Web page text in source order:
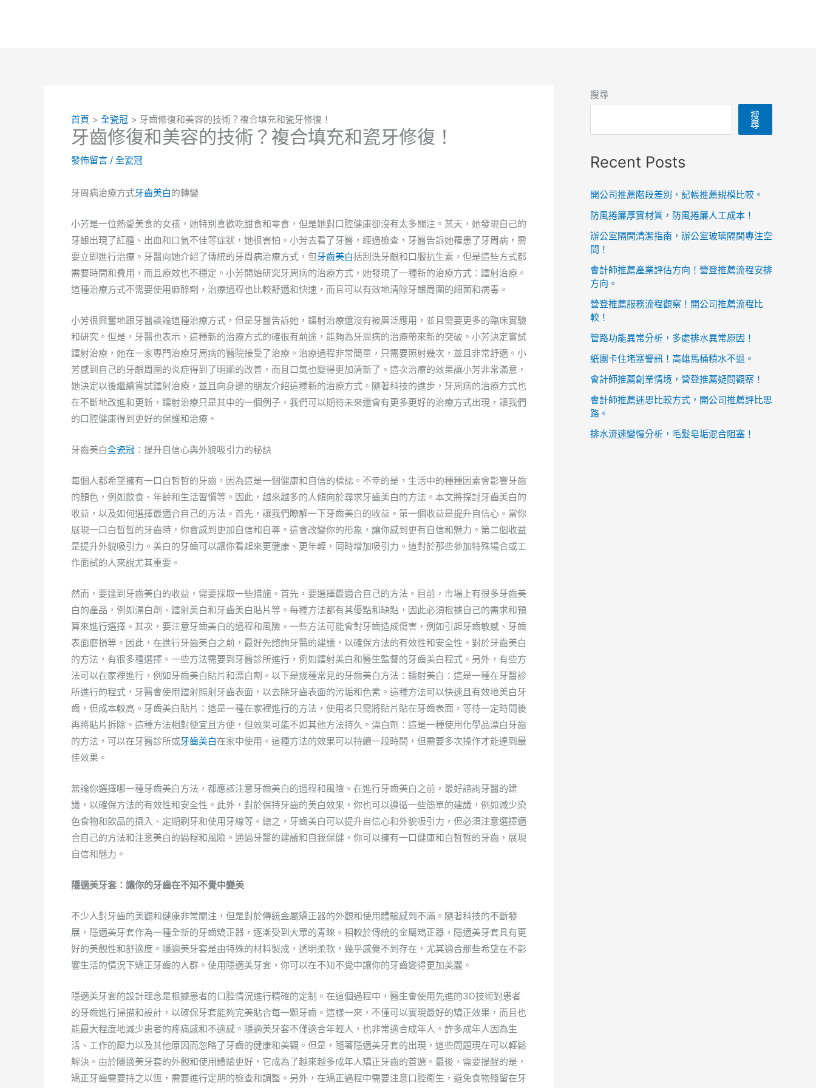
首頁 全瓷冠 牙齒修復和美容的技術？複合填充和瓷牙修復！
牙齒修復和美容的技術？複合填充和瓷牙修復！
發佈留言 / 全瓷冠
牙周病治療方式牙齒美白的轉變
小芳是一位熱愛美食的女孩，她特別喜歡吃甜食和零食，但是她對口腔健康卻沒有太多關注。某天，她發現自己的
牙齦出現了紅腫、出血和口氣不佳等症狀，她很害怕。小芳去看了牙醫，經過檢查，牙醫告訴她罹患了牙周病，需
要立即進行治療。牙醫向她介紹了傳統的牙周病治療方式，包牙齒美白括刮洗牙齦和口服抗生素，但是這些方式都
需要時間和費用，而且療效也不穩定。小芳開始研究牙周病的治療方式，她發現了一種新的治療方式：鐳射治療。
這種治療方式不需要使用麻醉劑，治療過程也比較舒適和快速，而且可以有效地清除牙齦周圍的細菌和病毒。
小芳很興奮地跟牙醫談論這種治療方式，但是牙醫告訴她，鐳射治療還沒有被廣泛應用，並且需要更多的臨床實驗
和研究。但是，牙醫也表示，這種新的治療方式的確很有前途，能夠為牙周病的治療帶來新的突破。小芳決定嘗試
鐳射治療，她在一家專門治療牙周病的醫院接受了治療。治療過程非常簡單，只需要照射幾次，並且非常舒適。小
芳感到自己的牙齦周圍的炎症得到了明顯的改善，而且口氣也變得更加清新了。這次治療的效果讓小芳非常滿意，
她決定以後繼續嘗試鐳射治療，並且向身邊的朋友介紹這種新的治療方式。隨著科技的進步，牙周病的治療方式也
在不斷地改進和更新，鐳射治療只是其中的一個例子，我們可以期待未來還會有更多更好的治療方式出現，讓我們
的口腔健康得到更好的保護和治療。
牙齒美白全瓷冠 ：提升自信心與外貌吸引力的秘訣
每個人都希望擁有一口白晳晳的牙齒，因為這是一個健康和自信的標誌。不幸的是，生活中的種種因素會影響牙齒
的顏色，例如飲食、年齡和生活習慣等。因此，越來越多的人傾向於尋求牙齒美白的方法。本文將探討牙齒美白的
收益，以及如何選擇最適合自己的方法。首先，讓我們瞭解一下牙齒美白的收益。第一個收益是提升自信心。當你
展現一口白晳晳的牙齒時，你會感到更加自信和自尊。這會改變你的形象，讓你感到更有自信和魅力。第二個收益
是提升外貌吸引力。美白的牙齒可以讓你看起來更健康、更年輕，同時增加吸引力。這對於那些參加特殊場合或工
作面試的人來說尤其重要。
然而，要達到牙齒美白的收益，需要採取一些措施。首先，要選擇最適合自己的方法。目前，市場上有很多牙齒美
白的產品，例如漂白劑、鐳射美白和牙齒美白貼片等。每種方法都有其優點和缺點，因此必須根據自己的需求和預
算來進行選擇。其次，要注意牙齒美白的過程和風險。一些方法可能會對牙齒造成傷害，例如引起牙齒敏感、牙齒
表面磨損等。因此，在進行牙齒美白之前，最好先諮詢牙醫的建議，以確保方法的有效性和安全性。對於牙齒美白
的方法，有很多種選擇。一些方法需要到牙醫診所進行，例如鐳射美白和醫生監督的牙齒美白程式。另外，有些方
法可以在家裡進行，例如牙齒美白貼片和漂白劑。以下是幾種常見的牙齒美白方法：鐳射美白：這是一種在牙醫診
所進行的程式，牙醫會使用鐳射照射牙齒表面，以去除牙齒表面的污垢和色素。這種方法可以快速且有效地美白牙
齒，但成本較高。牙齒美白貼片：這是一種在家裡進行的方法，使用者只需將貼片貼在牙齒表面，等待一定時間後
再將貼片拆除。這種方法相對便宜且方便，但效果可能不如其他方法持久。漂白劑：這是一種使用化學品漂白牙齒
的方法，可以在牙醫診所或牙齒美白在家中使用。這種方法的效果可以持續一段時間，但需要多次操作才能達到最
佳效果。
無論你選擇哪一種牙齒美白方法，都應該注意牙齒美白的過程和風險。在進行牙齒美白之前，最好諮詢牙醫的建
議，以確保方法的有效性和安全性。此外，對於保持牙齒的美白效果，你也可以遵循一些簡單的建議，例如減少染
色食物和飲品的攝入、定期刷牙和使用牙線等。總之，牙齒美白可以提升自信心和外貌吸引力，但必須注意選擇適
合自己的方法和注意美白的過程和風險。通過牙醫的建議和自我保健，你可以擁有一口健康和白晳晳的牙齒，展現
自信和魅力。
隱適美牙套：讓你的牙齒在不知不覺中變美
不少人對牙齒的美觀和健康非常關注，但是對於傳統金屬矯正器的外觀和使用體驗感到不滿。隨著科技的不斷發
展，隱適美牙套作為一種全新的牙齒矯正器，逐漸受到大眾的青睞。相較於傳統的金屬矯正器，隱適美牙套具有更
好的美觀性和舒適度。隱適美牙套是由特殊的材料製成，透明柔軟，幾乎感覺不到存在，尤其適合那些希望在不影
響生活的情況下矯正牙齒的人群。使用隱適美牙套，你可以在不知不覺中讓你的牙齒變得更加美麗。
隱適美牙套的設計理念是根據患者的口腔情況進行精確的定制。在這個過程中，醫生會使用先進的3D技術對患者
的牙齒進行掃描和設計，以確保牙套能夠完美貼合每一顆牙齒。這樣一來，不僅可以實現最好的矯正效果，而且也
能最大程度地減少患者的疼痛感和不適感。隱適美牙套不僅適合年輕人，也非常適合成年人。許多成年人因為生
活、工作的壓力以及其他原因而忽略了牙齒的健康和美觀。但是，隨著隱適美牙套的出現，這些問題現在可以輕鬆
解決。由於隱適美牙套的外觀和使用體驗更好，它成為了越來越多成年人矯正牙齒的首選。最後，需要提醒的是，
矯正牙齒需要持之以恆，需要進行定期的檢查和調整。另外，在矯正過程中需要注意口腔衛生，避免食物殘留在牙
搜尋
搜
尋
Recent Posts
開公司推薦階段差別，記帳推薦規模比較。
防風捲簾厚實材質，防風捲簾人工成本！
辦公室隔間清潔指南，辦公室玻璃隔間專注空
間！
會計師推薦產業評估方向！營登推薦流程安排
方向。
營登推薦服務流程觀察！開公司推薦流程比
較！
管路功能異常分析，多處排水異常原因！
紙團卡住堵塞警訊！高雄馬桶積水不退。
會計師推薦創業情境，營登推薦疑問觀察！
會計師推薦迷思比較方式，開公司推薦評比思
路。
排水流速變慢分析，毛髮皂垢混合阻塞！